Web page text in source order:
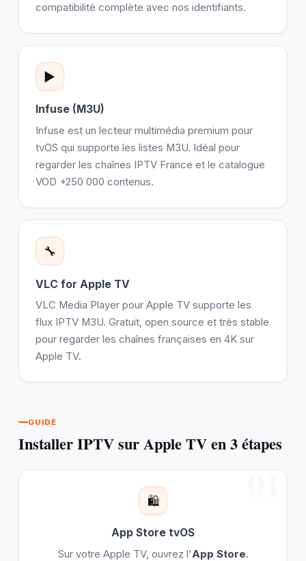
compatibilité complète avec nos identifiants.
▶️
Infuse (M3U)
Infuse est un lecteur multimédia premium pour
tvOS qui supporte les listes M3U. Idéal pour
regarder les chaînes IPTV France et le catalogue
VOD +250 000 contenus.
🔧
VLC for Apple TV
VLC Media Player pour Apple TV supporte les
flux IPTV M3U. Gratuit, open source et très stable
pour regarder les chaînes françaises en 4K sur
Apple TV.
GUIDE
Installer IPTV sur Apple TV en 3 étapes
01
🛍️
App Store tvOS
Sur votre Apple TV, ouvrez l'App Store.